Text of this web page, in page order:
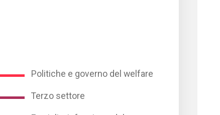
Politiche e governo del welfare
Terzo settore